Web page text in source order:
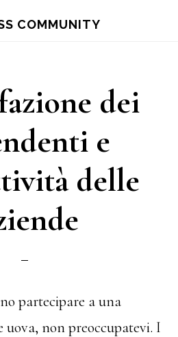
COMMUNITY
dei
e
delle
partecipare a una
uova, non preoccupatevi. I